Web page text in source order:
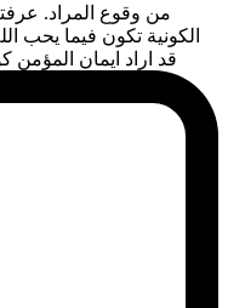
من وقوع المراد.
الكونية تكون فيما يحب
قد اراد ايمان المؤمن